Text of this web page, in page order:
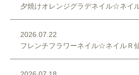
夕焼けオレンジグラデネイル☆ネイ
2026.07.22
フレンチフラワーネイル☆ネイル